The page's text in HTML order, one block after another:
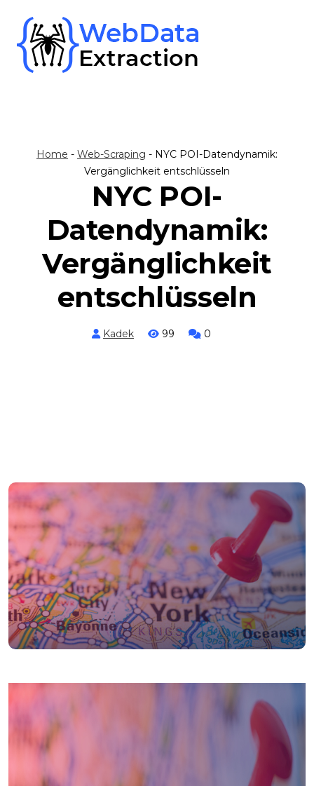
content
Home - Web-Scraping - NYC POI-Datendynamik:
Vergänglichkeit entschlüsseln
NYC POI-
Datendynamik:
Vergänglichkeit
entschlüsseln
Kadek 99 0